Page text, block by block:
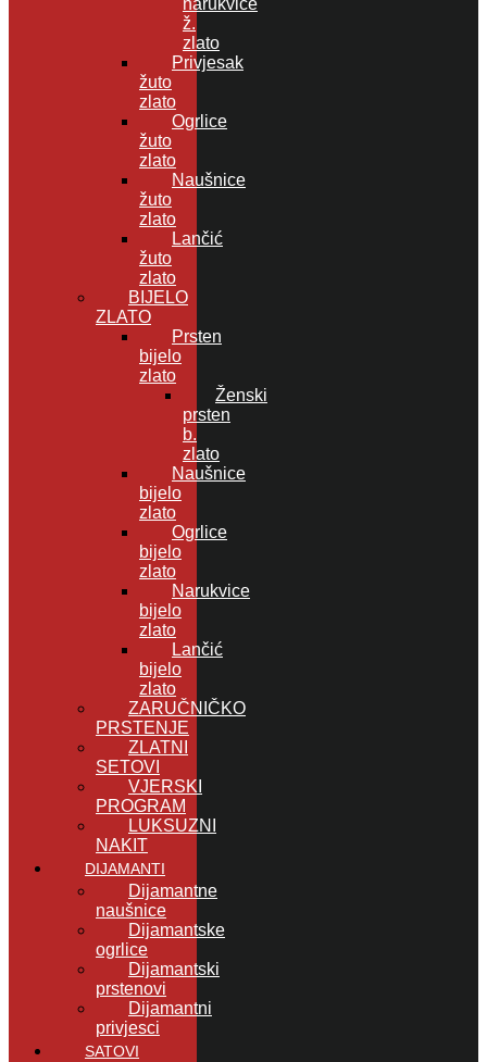
ž.
zlato
Privjesak
žuto
zlato
Ogrlice
žuto
zlato
Naušnice
žuto
zlato
Lančić
žuto
zlato
BIJELO
ZLATO
Prsten
bijelo
zlato
Ženski
prsten
b.
zlato
Naušnice
bijelo
zlato
Ogrlice
bijelo
zlato
Narukvice
bijelo
zlato
Lančić
bijelo
zlato
ZARUČNIČKO
PRSTENJE
ZLATNI
SETOVI
VJERSKI
PROGRAM
LUKSUZNI
NAKIT
DIJAMANTI
Dijamantne
naušnice
Dijamantske
ogrlice
Dijamantski
prstenovi
Dijamantni
privjesci
SATOVI